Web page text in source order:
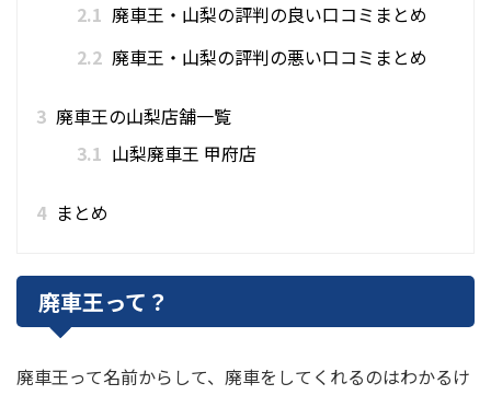
2.1 廃車王・山梨の評判の良い口コミまとめ
2.2 廃車王・山梨の評判の悪い口コミまとめ
3 廃車王の山梨店舗一覧
3.1 山梨廃車王 甲府店
4 まとめ
廃車王って？
廃車王って名前からして、廃車をしてくれるのはわかるけ